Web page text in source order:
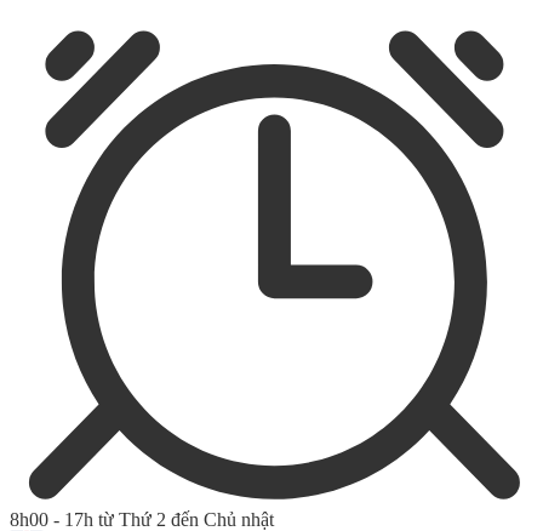
8h00 - 17h từ Thứ 2 đến Chủ nhật